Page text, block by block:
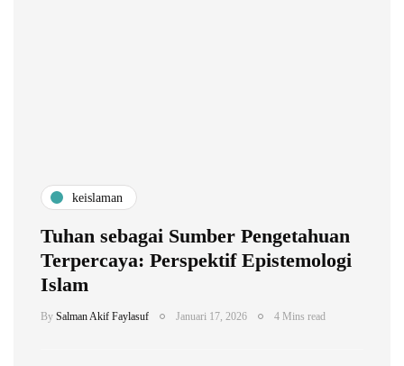
keislaman
Tuhan sebagai Sumber Pengetahuan
Terpercaya: Perspektif Epistemologi
Islam
By Salman Akif Faylasuf Januari 17, 2026 4 Mins read